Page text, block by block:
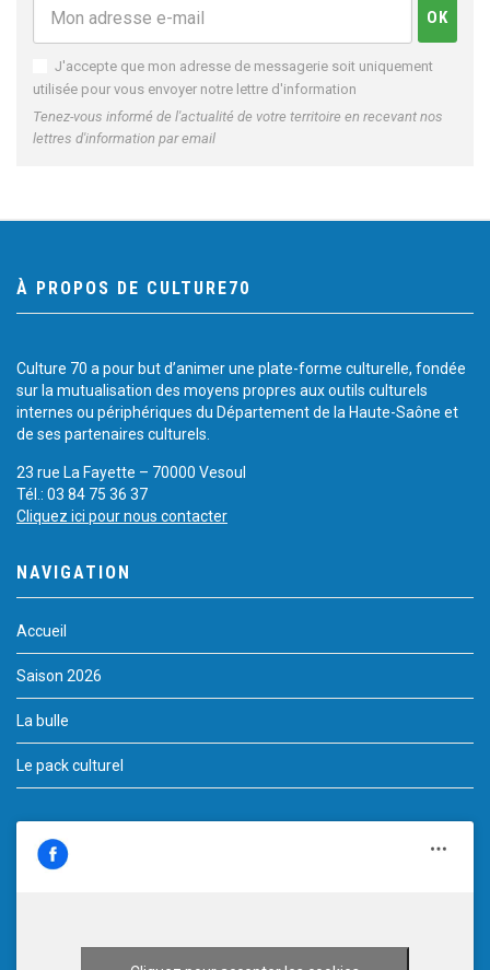
J'accepte que mon adresse de messagerie soit uniquement
utilisée pour vous envoyer notre lettre d'information
Tenez-vous informé de l'actualité de votre territoire en recevant nos
lettres d'information par email
À PROPOS DE CULTURE70
Culture 70 a pour but d’animer une plate-forme culturelle, fondée
sur la mutualisation des moyens propres aux outils culturels
internes ou périphériques du Département de la Haute-Saône et
de ses partenaires culturels.
23 rue La Fayette – 70000 Vesoul
Tél.: 03 84 75 36 37
Cliquez ici pour nous contacter
NAVIGATION
Accueil
Saison 2026
La bulle
Le pack culturel